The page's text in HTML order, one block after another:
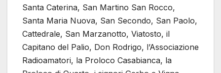
Santa Caterina, San Martino San Rocco,
Santa Maria Nuova, San Secondo, San Paolo,
Cattedrale, San Marzanotto, Viatosto, il
Capitano del Palio, Don Rodrigo, l’Associazione
Radioamatori, la Proloco Casabianca, la